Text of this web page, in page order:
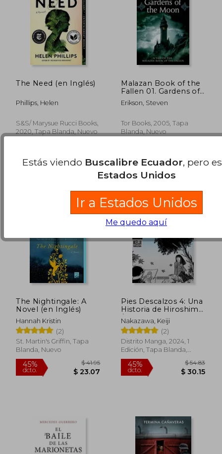
dcto.
$ 49.64 45%
45%
dcto. $ 28.30
45%
dcto.
The Need (en Inglés)
Phillips, Helen
S&s/ Marysue Rucci Books,
2020, Tapa Blanda, Nuevo
Malazan Book of the
Fallen 01. Gardens of
the Moon (Tor Books)
(en Inglés)
Erikson, Steven
Tor Books, 2005, Tapa
Blanda, Nuevo
The Nightingale: A
Novel (en Inglés)
Hannah Kristin
(2)
St. Martin's Griffin, Tapa
Blanda, Nuevo
Pies Descalzos 4: Una
Historia de Hiroshima
/ Barefoot Gen 4
Nakazawa, Keiji
(2)
Distrito Manga, 2024, 1
Edición, Tapa Blanda,
Nuevo
Estás viendo Buscalibre Ecuador, pero
Estados Unidos
Ir a Estados Unidos
Me quedo aquí